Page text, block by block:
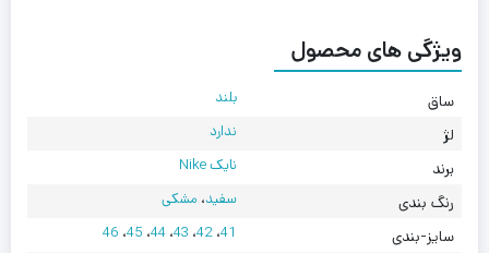
ویژگی های محصول
ساق بلند
لژ ندارد
برند نایک Nike
رنگ بندی سفید، مشکی
سایز-بندی 41،42، 43،44، 45، 46